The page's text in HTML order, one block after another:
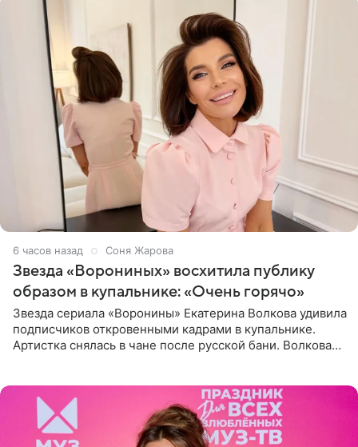
6 часов назад Соня Жарова
Звезда «Ворониных» восхитила публику
образом в купальнике: «Очень горячо»
Звезда сериала «Воронины» Екатерина Волкова удивила
подписчиков откровенными кадрами в купальнике.
Артистка снялась в чане после русской бани. Волкова